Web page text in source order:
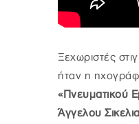
Ξεχωριστές
ήταν η
«Πνευματικού
Άγγελου